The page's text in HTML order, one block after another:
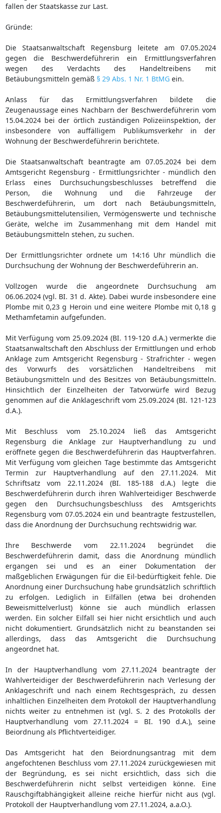
fallen der Staatskasse zur Last.
Gründe:
Die Staatsanwaltschaft Regensburg leitete am 07.05.2024
gegen die Beschwerdeführerin ein Ermittlungsverfahren
wegen des Verdachts des Handeltreibens mit
Betäubungsmitteln gemäß § 29 Abs. 1 Nr. 1 BtMGein.
Anlass für das Ermittlungsverfahren bildete die
Zeugenaussage eines Nachbarn der Beschwerdeführerin vom
15.04.2024 bei der örtlich zuständigen Polizeiinspektion, der
insbesondere von auffälligem Publikumsverkehr in der
Wohnung der Beschwerdeführerin berichtete.
Die Staatsanwaltschaft beantragte am 07.05.2024 bei dem
Amtsgericht Regensburg - Ermittlungsrichter - mündlich den
Erlass eines Durchsuchungsbeschlusses betreffend die
Person, die Wohnung und die Fahrzeuge der
Beschwerdeführerin, um dort nach Betäubungsmitteln,
Betäubungsmittelutensilien, Vermögenswerte und technische
Geräte, welche im Zusammenhang mit dem Handel mit
Betäubungsmitteln stehen, zu suchen.
Der Ermittlungsrichter ordnete um 14:16 Uhr mündlich die
Durchsuchung der Wohnung der Beschwerdeführerin an.
Vollzogen wurde die angeordnete Durchsuchung am
06.06.2024 (vgl. BI. 31 d. Akte). Dabei wurde insbesondere eine
Plombe mit 0,23 g Heroin und eine weitere Plombe mit 0,18 g
Methamfetamin aufgefunden.
Mit Verfügung vom 25.09.2024 (BI. 119-120 d.A.) vermerkte die
Staatsanwaltschaft den Abschluss der Ermittlungen und erhob
Anklage zum Amtsgericht Regensburg - Strafrichter - wegen
des Vorwurfs des vorsätzlichen Handeltreibens mit
Betäubungsmitteln und des Besitzes von Betäubungsmitteln.
Hinsichtlich der Einzelheiten der Tatvorwürfe wird Bezug
genommen auf die Anklageschrift vom 25.09.2024 (BI. 121-123
d.A.).
Mit Beschluss vom 25.10.2024 ließ das Amtsgericht
Regensburg die Anklage zur Hauptverhandlung zu und
eröffnete gegen die Beschwerdeführerin das Hauptverfahren.
Mit Verfügung vom gleichen Tage bestimmte das Amtsgericht
Termin zur Hauptverhandlung auf den 27.11.2024. Mit
Schriftsatz vom 22.11.2024 (BI. 185-188 d.A.) legte die
Beschwerdeführerin durch ihren Wahlverteidiger Beschwerde
gegen den Durchsuchungsbeschluss des Amtsgerichts
Regensburg vom 07.05.2024 ein und beantragte festzustellen,
dass die Anordnung der Durchsuchung rechtswidrig war.
Ihre Beschwerde vom 22.11.2024 begründet die
Beschwerdeführerin damit, dass die Anordnung mündlich
ergangen sei und es an einer Dokumentation der
maßgeblichen Erwägungen für die Eil-bedürftigkeit fehle. Die
Anordnung einer Durchsuchung habe grundsätzlich schriftlich
zu erfolgen. Lediglich in Eilfällen (etwa bei drohenden
Beweismittelverlust) könne sie auch mündlich erlassen
werden. Ein solcher Eilfall sei hier nicht ersichtlich und auch
nicht dokumentiert. Grundsätzlich nicht zu beanstanden sei
allerdings, dass das Amtsgericht die Durchsuchung
angeordnet hat.
In der Hauptverhandlung vom 27.11.2024 beantragte der
Wahlverteidiger der Beschwerdeführerin nach Verlesung der
Anklageschrift und nach einem Rechtsgespräch, zu dessen
inhaltlichen Einzelheiten dem Protokoll der Hauptverhandlung
nichts weiter zu entnehmen ist (vgl. S. 2 des Protokolls der
Hauptverhandlung vom 27.11.2024 = BI. 190 d.A.), seine
Beiordnung als Pflichtverteidiger.
Das Amtsgericht hat den Beiordnungsantrag mit dem
angefochtenen Beschluss vom 27.11.2024 zurückgewiesen mit
der Begründung, es sei nicht ersichtlich, dass sich die
Beschwerdeführerin nicht selbst verteidigen könne. Eine
Rauschgiftabhängigkeit alleine reiche hierfür nicht aus (vgl.
Protokoll der Hauptverhandlung vom 27.11.2024, a.a.O.).